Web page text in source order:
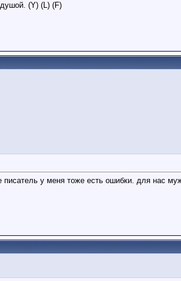
(Y) (L) (F)
у меня тоже есть ошибки. для нас